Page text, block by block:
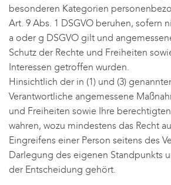
besonderen Kategorien
Art. 9 Abs. 1 DSGVO beruhen, sofern
a oder g DSGVO gilt und
Schutz der Rechte und Freiheiten
Interessen getroffen wurden.
Hinsichtlich der in (1) und (3)
Verantwortliche angemessene
und Freiheiten sowie Ihre
wahren, wozu mindestens das Recht
Eingreifens einer Person seitens des
Darlegung des eigenen Standpunkts
der Entscheidung gehört.